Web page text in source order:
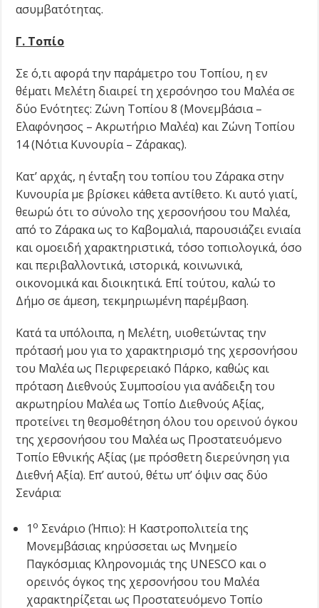
ασυμβατότητας.
Γ. Τοπίο
Σε ό,τι αφορά την παράμετρο του Τοπίου, η εν
θέματι Μελέτη διαιρεί τη χερσόνησο του Μαλέα σε
δύο Ενότητες: Ζώνη Τοπίου 8 (Μονεμβάσια –
Ελαφόνησος – Ακρωτήριο Μαλέα) και Ζώνη Τοπίου
14 (Νότια Κυνουρία – Ζάρακας).
Κατ’ αρχάς, η ένταξη του τοπίου του Ζάρακα στην
Κυνουρία με βρίσκει κάθετα αντίθετο. Κι αυτό γιατί,
θεωρώ ότι το σύνολο της χερσονήσου του Μαλέα,
από το Ζάρακα ως το Καβομαλιά, παρουσιάζει ενιαία
και ομοειδή χαρακτηριστικά, τόσο τοπιολογικά, όσο
και περιβαλλοντικά, ιστορικά, κοινωνικά,
οικονομικά και διοικητικά. Επί τούτου, καλώ το
Δήμο σε άμεση, τεκμηριωμένη παρέμβαση.
Κατά τα υπόλοιπα, η Μελέτη, υιοθετώντας την
πρότασή μου για το χαρακτηρισμό της χερσονήσου
του Μαλέα ως Περιφερειακό Πάρκο, καθώς και
πρόταση Διεθνούς Συμποσίου για ανάδειξη του
ακρωτηρίου Μαλέα ως Τοπίο Διεθνούς Αξίας,
προτείνει τη θεσμοθέτηση όλου του ορεινού όγκου
της χερσονήσου του Μαλέα ως Προστατευόμενο
Τοπίο Εθνικής Αξίας (με πρόσθετη διερεύνηση για
Διεθνή Αξία). Επ’ αυτού, θέτω υπ’ όψιν σας δύο
Σενάρια:
1ο Σενάριο (Ήπιο): Η Καστροπολιτεία της
Μονεμβάσιας κηρύσσεται ως Μνημείο
Παγκόσμιας Κληρονομιάς της UNESCO και ο
ορεινός όγκος της χερσονήσου του Μαλέα
χαρακτηρίζεται ως Προστατευόμενο Τοπίο